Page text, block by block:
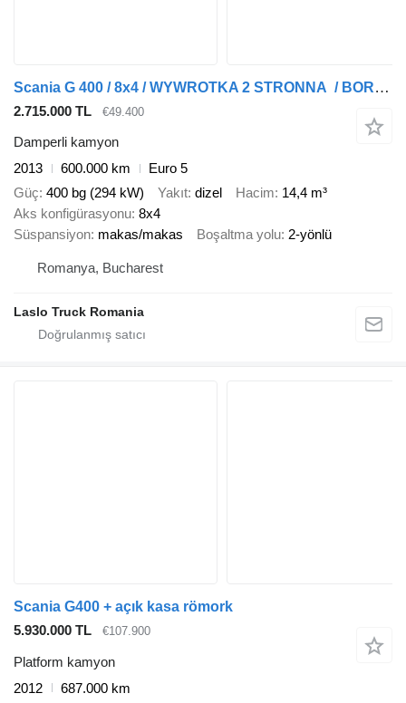
Scania G 400 / 8x4 / WYWROTKA 2 STRONNA / BORDMATIC / MANUAL
2.715.000 TL €49.400
Damperli kamyon
2013
600.000 km
Euro 5
Güç 400 bg (294 kW) Yakıt dizel Hacim 14,4 m³
Aks konfigürasyonu 8x4
Süspansiyon makas/makas Boşaltma yolu 2-yönlü
Romanya, Bucharest
Laslo Truck Romania
Scania G400 + açık kasa römork
5.930.000 TL
€107.900
Platform kamyon
2012
687.000 km